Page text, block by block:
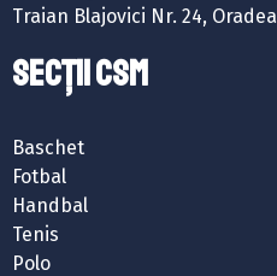
Traian Blajovici Nr. 24,
SECȚII CSM
Baschet
Fotbal
Handbal
Tenis
Polo